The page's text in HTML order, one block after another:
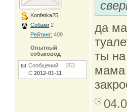
Konfetka25
Собаки 2
Рейтинг: 409
Опытный
собаковод
Сообщений 253
С 2012-01-11
да
ты
мама